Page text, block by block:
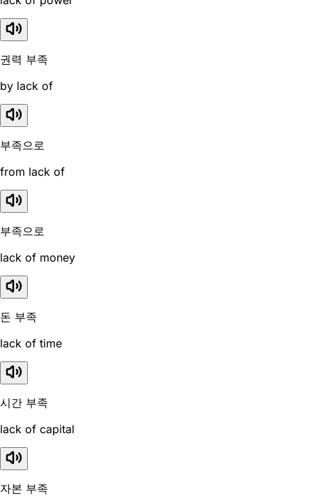
권력 부족
by lack of
부족으로
from lack of
부족으로
lack of money
돈 부족
lack of time
시간 부족
lack of capital
자본 부족